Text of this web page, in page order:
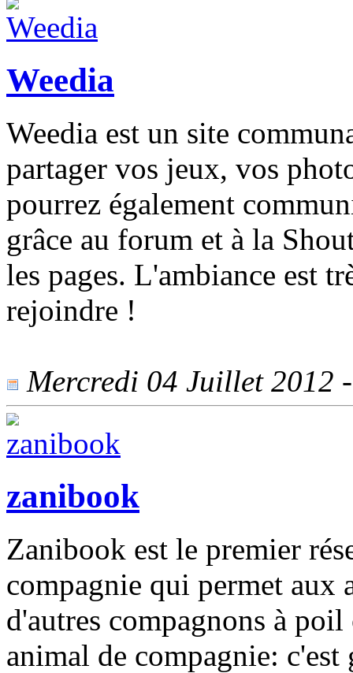
Weedia
Weedia est un site
partager vos jeux, vos
pourrez également
grâce au forum et à la
les pages. L'ambiance est
rejoindre !
Mercredi 04 Juillet 2012
zanibook
Zanibook est le premier
compagnie qui permet aux
d'autres compagnons à
animal de compagnie: